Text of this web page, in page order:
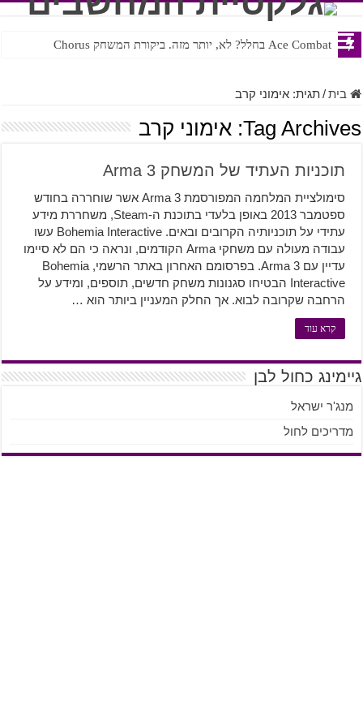
Ace Combat בחלל? לא, יותר מזה. ביקורת המשחק Chorus
Steven Universe והשירים שתורגמו בצורה נוראית לעברית
בית/תגית:אימוני קרב
Tag Archives: אימוני קרב
תוכניות העתיד של המשחק Arma 3
סימולציית המלחמה המפורסמת Arma 3 אשר שוחררה בחודש
ספטמבר 2013 באופן בלעדי בתוכנת ה-Steam, משחררת מידע
עתידי על תוכניותיה הקרובים ובאים. Bohemia Interactive עשו
עבודה מעולה עם משחקי Arma הקודמים, ונראה כי הם לא סיימו
עדיין עם Arma 3. בפרסומם האחרון באתר הרשמי, Bohemia
Interactive הבטיחו סגנונות משחק חדשים, תוספים, ומידע על
הרחבה שקרובה לבוא. אך החלק המעניין ביותר הוא …
קרא עוד
גיימינג כחול לבן
מנג'ר ישראל
מדריכים לחול